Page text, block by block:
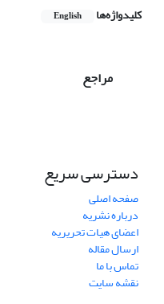
کلیدواژه‌ها English
مراجع
دسترسی سریع
صفحه اصلی
درباره نشریه
اعضای هیات تحریریه
ارسال مقاله
تماس با ما
نقشه سایت